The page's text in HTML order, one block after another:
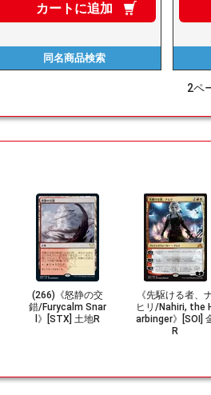
カートに追加
同名商品検索
2ペ
(266)《怒静の交
錯/Furycalm Snar
l》[STX] 土地R
《先駆ける者、
ヒリ/Nahiri, the
arbinger》[SOI]
R